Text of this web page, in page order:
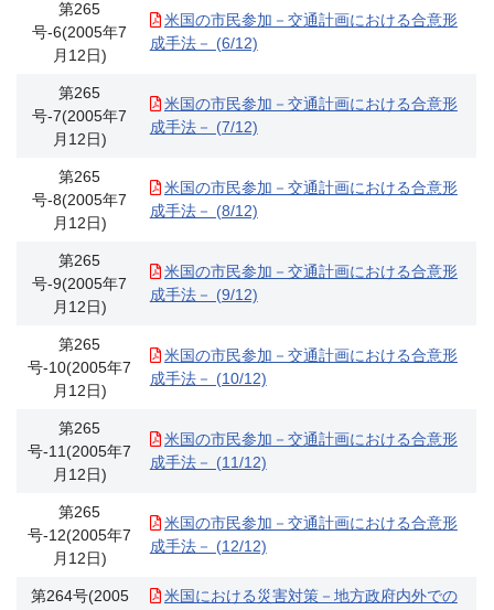
第265
号-6(2005年7
月12日)
米国の市民参加－交通計画における合意形
成手法－ (6/12)
第265
号-7(2005年7
月12日)
米国の市民参加－交通計画における合意形
成手法－ (7/12)
第265
号-8(2005年7
月12日)
米国の市民参加－交通計画における合意形
成手法－ (8/12)
第265
号-9(2005年7
月12日)
米国の市民参加－交通計画における合意形
成手法－ (9/12)
第265
号-10(2005年7
月12日)
米国の市民参加－交通計画における合意形
成手法－ (10/12)
第265
号-11(2005年7
月12日)
米国の市民参加－交通計画における合意形
成手法－ (11/12)
第265
号-12(2005年7
月12日)
米国の市民参加－交通計画における合意形
成手法－ (12/12)
第264号(2005
米国における災害対策－地方政府内外での